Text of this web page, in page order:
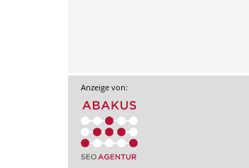
Anzeige von: